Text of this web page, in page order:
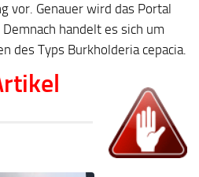
vor. Genauer wird das Portal
handelt es sich um
des Typs Burkholderia cepacia.